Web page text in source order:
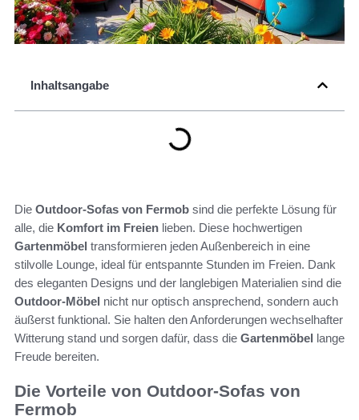
Inhaltsangabe
Die Outdoor-Sofas von Fermob sind die perfekte Lösung für
alle, die Komfort im Freien lieben. Diese hochwertigen
Gartenmöbel transformieren jeden Außenbereich in eine
stilvolle Lounge, ideal für entspannte Stunden im Freien. Dank
des eleganten Designs und der langlebigen Materialien sind die
Outdoor-Möbel nicht nur optisch ansprechend, sondern auch
äußerst funktional. Sie halten den Anforderungen wechselhafter
Witterung stand und sorgen dafür, dass die Gartenmöbel lange
Freude bereiten.
Die Vorteile von Outdoor-Sofas von
Fermob